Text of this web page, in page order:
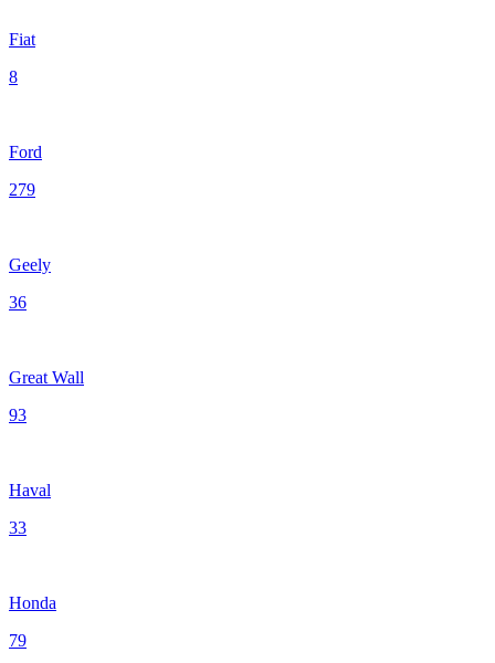
Fiat
8
Ford
279
Geely
36
Great Wall
93
Haval
33
Honda
79